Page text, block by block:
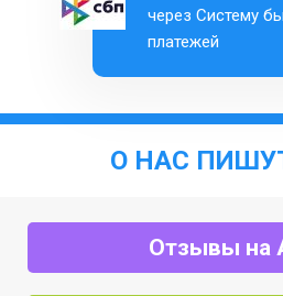
через Систему
платежей
О НАС
Отзывы на